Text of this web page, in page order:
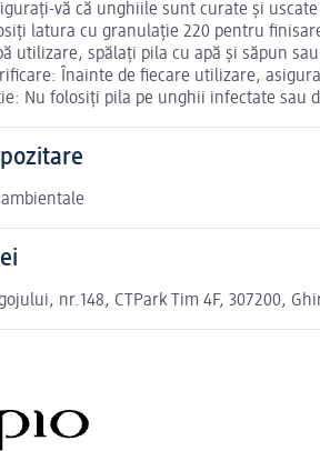
vă că unghiile sunt curate și
latura cu granulație 220 pentru
utilizare, spălați pila cu apă și săpun
Înainte de fiecare utilizare,
Nu folosiți pila pe unghii infectate sau
nr.148, CTPark Tim 4F, 307200,